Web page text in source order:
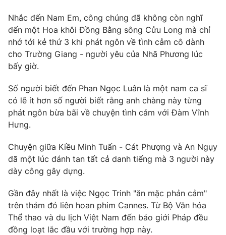
Hậu trường
Nhân vật
Khán giả
Giải sao mai
Điện ảnh
Âm nhạc
Sao
Đời sống
Du lịch
Làm đẹp
Giáo dục
Tuyển sinh
Học trực tuyến
Hitech Công nghệ tương lai
Sản phẩm
Tư vấn
Giao lưu trực tuyến
Chuyên mục khác
Emagazine Podcast
Photo Infographic
Nhắc đến Nam Em, công chúng đã không còn nghĩ
đến một Hoa khôi Đồng Bằng sông Cửu Long mà chỉ
nhớ tới kẻ thứ 3 khi phát ngôn về tình cảm cô dành
cho Trường Giang - người yêu của Nhã Phương lúc
bấy giờ.
Số người biết đến Phan Ngọc Luân là một nam ca sĩ
có lẽ ít hơn số người biết rằng anh chàng này từng
phát ngôn bừa bãi về chuyện tình cảm với Đàm Vĩnh
Hưng.
Chuyện giữa Kiều Minh Tuấn - Cát Phượng và An Ngụy
đã một lúc đánh tan tất cả danh tiếng mà 3 người này
dày công gây dựng.
Gần đây nhất là việc Ngọc Trinh "ăn mặc phản cảm"
trên thảm đỏ liên hoan phim Cannes. Từ Bộ Văn hóa
Thể thao và du lịch Việt Nam đến báo giới Pháp đều
đồng loạt lắc đầu với trường hợp này.